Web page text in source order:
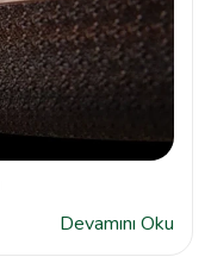
Devamını Oku